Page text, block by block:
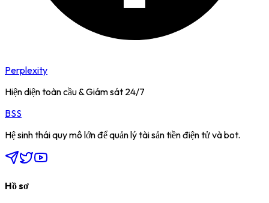
Perplexity
Hiện diện toàn cầu & Giám sát 24/7
BSS
Hệ sinh thái quy mô lớn để quản lý tài sản tiền điện tử và bot.
Hồ sơ